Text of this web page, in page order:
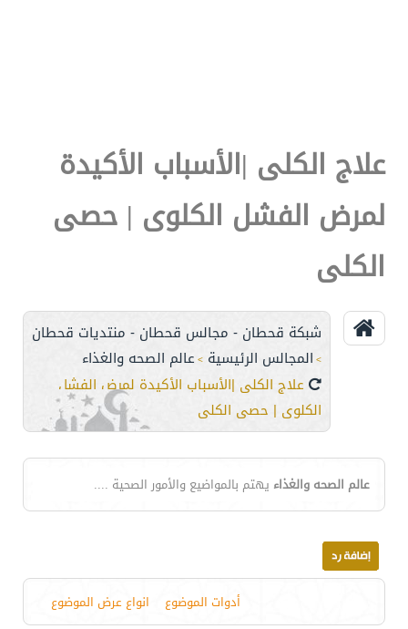
علاج الكلى |الأسباب الأكيدة
لمرض الفشل الكلوى | حصى
الكلى
شبكة قحطان - مجالس قحطان - منتديات قحطان
> المجالس الرئيسية > عالم الصحه والغذاء
علاج الكلى |الأسباب الأكيدة لمرض الفشل
الكلوى | حصى الكلى
عالم الصحه والغذاء يهتم بالمواضيع والأمور الصحية ....
أدوات الموضوع انواع عرض الموضوع